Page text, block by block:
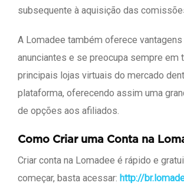
subsequente à aquisição das
A Lomadee também oferece vantagens
anunciantes e se preocupa sempre em
principais lojas virtuais do mercado
plataforma, oferecendo assim uma
de opções aos afiliados.
Como Criar uma Conta na
Criar conta na Lomadee é rápido e
começar, basta acessar: http://